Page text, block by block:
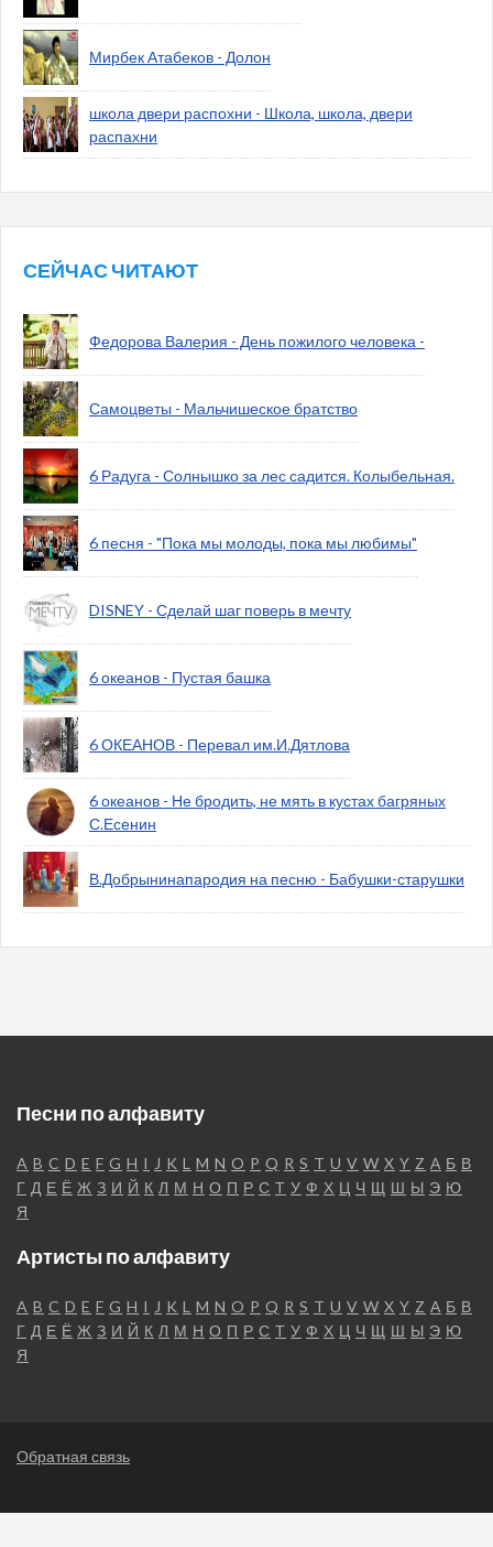
Мирбек Атабеков - Долон
школа двери распохни - Школа, школа, двери
распахни
СЕЙЧАС ЧИТАЮТ
Федорова Валерия - День пожилого человека -
Самоцветы - Мальчишеское братство
6 Радуга - Солнышко за лес садится. Колыбельная.
6 песня - "Пока мы молоды, пока мы любимы"
DISNEY - Сделай шаг поверь в мечту
6 океанов - Пустая башка
6 ОКЕАНОВ - Перевал им.И.Дятлова
6 океанов - Не бродить, не мять в кустах багряных
С.Есенин
В.Добрынинапародия на песню - Бабушки-старушки
Песни по алфавиту
A B C D E F G H I J K L M N O P Q R S T U V W X Y Z А Б В
Г Д Е Ё Ж З И Й К Л М Н О П Р С Т У Ф Х Ц Ч Щ Ш Ы Э Ю
Я
Артисты по алфавиту
A B C D E F G H I J K L M N O P Q R S T U V W X Y Z А Б В
Г Д Е Ё Ж З И Й К Л М Н О П Р С Т У Ф Х Ц Ч Щ Ш Ы Э Ю
Я
Обратная связь